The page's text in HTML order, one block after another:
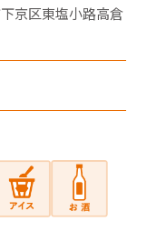
京区東塩小路高倉
カー
額は、
・ご利
トカー